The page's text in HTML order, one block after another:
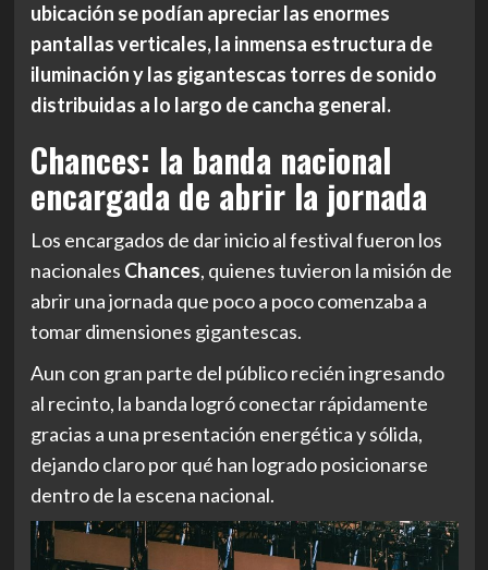
ubicación se podían apreciar las enormes
pantallas verticales, la inmensa estructura de
iluminación y las gigantescas torres de sonido
distribuidas a lo largo de cancha general.
Chances: la banda nacional
encargada de abrir la jornada
Los encargados de dar inicio al festival fueron los
nacionales Chances, quienes tuvieron la misión de
abrir una jornada que poco a poco comenzaba a
tomar dimensiones gigantescas.
Aun con gran parte del público recién ingresando
al recinto, la banda logró conectar rápidamente
gracias a una presentación energética y sólida,
dejando claro por qué han logrado posicionarse
dentro de la escena nacional.